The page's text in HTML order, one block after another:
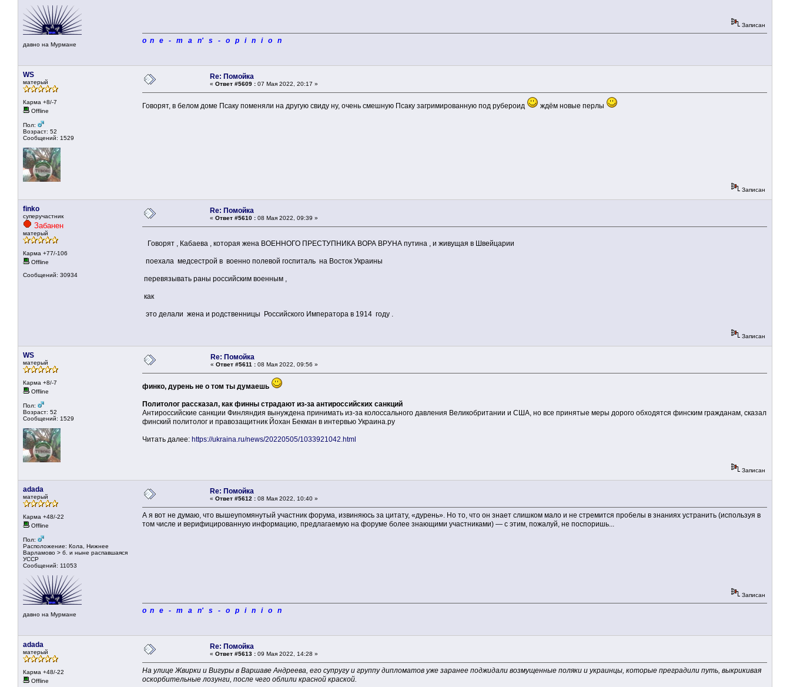
давно на Мурмане
Записан
o n e - m a n' s - o p i n i o n
WS
матерый
Карма +8/-7
Offline
Пол:
Возраст: 52
Сообщений: 1529
Re: Помойка
« Ответ #5609 : 07 Мая 2022, 20:17 »
Говорят, в белом доме Псаку поменяли на другую свиду ну, очень смешную Псаку загримированную под рубероид ждём новые перлы
Записан
finko
суперучастник
Забанен
матерый
Карма +77/-106
Offline
Сообщений: 30934
Re: Помойка
« Ответ #5610 : 08 Мая 2022, 09:39 »
Говорят , Кабаева , которая жена ВОЕННОГО ПРЕСТУПНИКА ВОРА ВРУНА путина , и живущая в Швейцарии
поехала медсестрой в военно полевой госпиталь на Восток Украины
перевязывать раны российским военным ,
как
это делали жена и родственницы Российского Императора в 1914 году .
Записан
WS
матерый
Карма +8/-7
Offline
Пол:
Возраст: 52
Сообщений: 1529
Re: Помойка
« Ответ #5611 : 08 Мая 2022, 09:56 »
финко, дурень не о том ты думаешь
Политолог рассказал, как финны страдают из-за антироссийских санкций
Антироссийские санкции Финляндия вынуждена принимать из-за колоссального давления Великобритании и США, но все принятые меры дорого обходятся финским гражданам, сказал
финский политолог и правозащитник Йохан Бекман в интервью Украина.ру
Читать далее: https://ukraina.ru/news/20220505/1033921042.html
Записан
adada
матерый
Карма +48/-22
Offline
Пол:
Расположение: Кола, Нижнее
Варламово > б. и ныне распавшаяся
УССР
Сообщений: 11053
давно на Мурмане
Re: Помойка
« Ответ #5612 : 08 Мая 2022, 10:40 »
А я вот не думаю, что вышеупомянутый участник форума, извиняюсь за цитату, «дурень». Но то, что он знает слишком мало и не стремится пробелы в знаниях устранить (используя в
том числе и верифицированную информацию, предлагаемую на форуме более знающими участниками) — с этим, пожалуй, не поспоришь...
Записан
o n e - m a n' s - o p i n i o n
adada
матерый
Карма +48/-22
Offline
Re: Помойка
« Ответ #5613 : 09 Мая 2022, 14:28 »
На улице Жвирки и Вигуры в Варшаве Андреева, его супругу и группу дипломатов уже заранее поджидали возмущенные поляки и украинцы, которые преградили путь, выкрикивая
оскорбительные лозунги, после чего облили красной краской.